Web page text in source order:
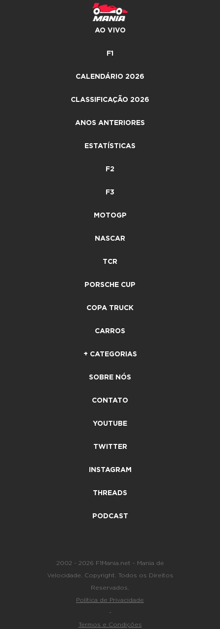
AO VIVO
F1
CALENDÁRIO 2026
CLASSIFICAÇÃO 2026
ANOS ANTERIORES
ESTATÍSTICAS
F2
F3
MOTOGP
NASCAR
TCR
PORSCHE CUP
COPA TRUCK
CARROS
+ CATEGORIAS
SOBRE NÓS
CONTATO
YOUTUBE
TWITTER
INSTAGRAM
THREADS
PODCAST
2002 - 2026 F1Mania.net - Mania de
Velocidade. Copyright. Todos os Direitos
Reservados.
Política de Privacidade
-
Termos e Condições